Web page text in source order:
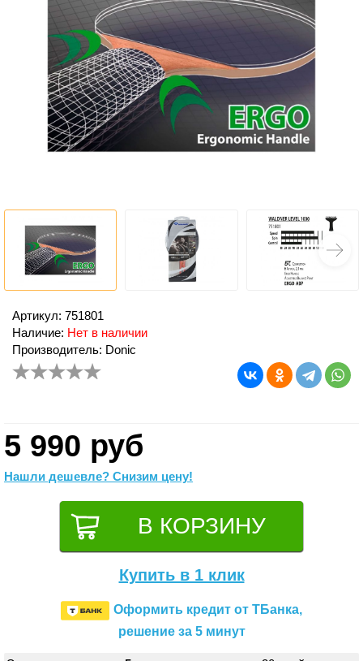
Артикул: 751801
Наличие: Нет в наличии
Производитель: Donic
5 990 руб
Нашли дешевле? Снизим цену!
Купить в 1 клик
Оформить кредит от ТБанка,
решение за 5 минут